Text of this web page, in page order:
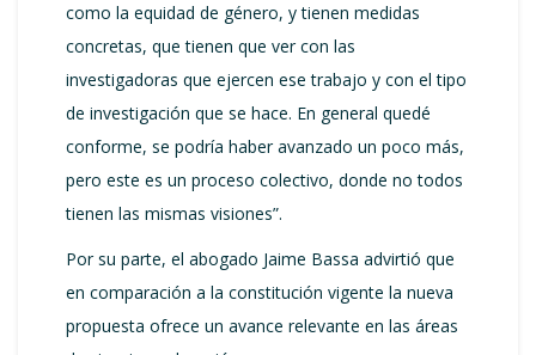
como la equidad de género, y tienen medidas
concretas, que tienen que ver con las
investigadoras que ejercen ese trabajo y con el tipo
de investigación que se hace. En general quedé
conforme, se podría haber avanzado un poco más,
pero este es un proceso colectivo, donde no todos
tienen las mismas visiones”.
Por su parte, el abogado Jaime Bassa advirtió que
en comparación a la constitución vigente la nueva
propuesta ofrece un avance relevante en las áreas